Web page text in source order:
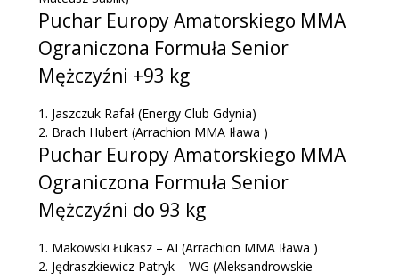
Puchar Europy Amatorskiego MMA
Ograniczona Formuła Senior
Mężczyźni +93 kg
1. Jaszczuk Rafał (Energy Club Gdynia)
2. Brach Hubert (Arrachion MMA Iława )
Puchar Europy Amatorskiego MMA
Ograniczona Formuła Senior
Mężczyźni do 93 kg
1. Makowski Łukasz – AI (Arrachion MMA Iława )
2. Jędraszkiewicz Patryk – WG (Aleksandrowskie